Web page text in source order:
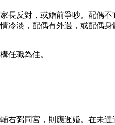
反對，或婚前爭吵。配偶不
冷淡，配偶有外遇，或配偶
任職為佳。
弼同宮，則應遲婚。在未達